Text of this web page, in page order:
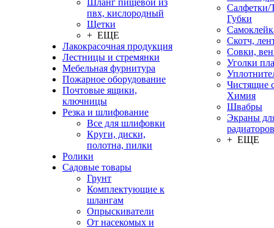
Шланг пищевой из
пвх, кислородный
Щетки
+ ЕЩЕ
Лакокрасочная продукция
Лестницы и стремянки
Мебельная фурнитура
Пожарное оборудование
Почтовые ящики,
ключницы
Резка и шлифование
Все для шлифовки
Круги, диски,
полотна, пилки
Ролики
Садовые товары
Грунт
Комплектующие к
шлангам
Опрыскиватели
От насекомых и
Салфетки/
Губки
Скотч,
Совки,
Уголки
Чистящие
Химия
Швабры
Экраны
радиаторов
+ ЕЩЕ